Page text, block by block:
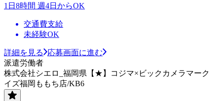
1日8時間 週4日からOK
交通費支給
未経験OK
詳細を見る
応募画面に進む
派遣労働者
株式会社シエロ_福岡県【★】コジマ×ビックカメラマーク
イズ福岡ももち店/KB6